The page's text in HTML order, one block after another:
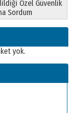
Özel Güvenlik
Sordum
yok.